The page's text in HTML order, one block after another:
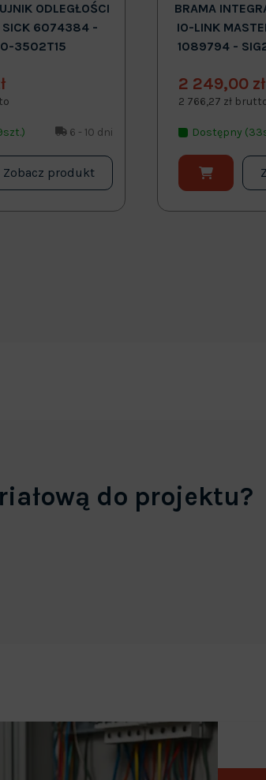
ODLEGŁOŚCI
6074384 -
3502T15
6 - 10 dni
Zobacz produkt
BRAMA
IO-LINK
1089794 -
2 249,00 zł
2 766,27 zł
Dostępny
do projektu?